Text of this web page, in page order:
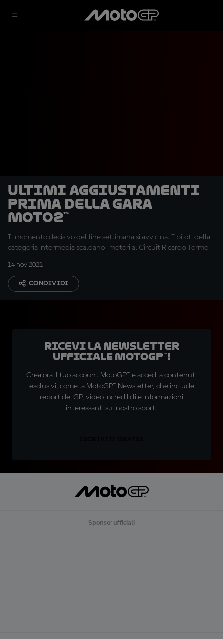
Ultimi aggiustamenti
prima della gara
Moto2™
Il momento decisivo del fine settimana si avvicina. I piloti della
categoria intermedia scaldano i motori al Circuit Ricardo Tormo
14 nov 2021
CONDIVIDI
Ricevi la newsletter
ufficiale MotoGP™!
Crea ora il tuo account MotoGP™ e accedi a contenuti
esclusivi, come la MotoGP™ Newsletter, che include
report dei GP, video incredibili e informazioni
interessanti sul nostro sport.
Sponsor ufficiali